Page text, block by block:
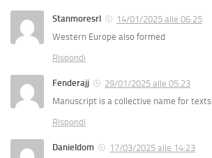
Stanmoresrl
14/01/2025 alle 06:25
Western Europe also formed
Rispondi
Fenderajj
29/01/2025 alle 05:23
Manuscript is a collective name for texts
Rispondi
Danieldom
17/03/2025 alle 14:23